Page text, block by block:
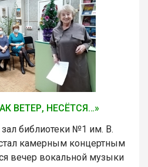
ВЕТЕР, НЕСЁТСЯ…»
библиотеки №1 им. В.
камерным концертным
вечер вокальной музыки